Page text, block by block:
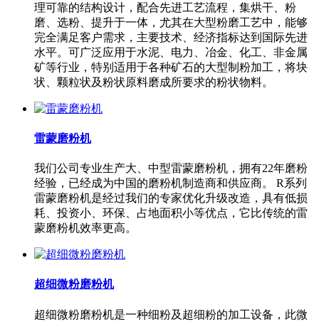
理可靠的结构设计，配合先进工艺流程，集烘干、粉
磨、选粉、提升于一体，尤其在大型粉磨工艺中，能够
完全满足客户需求，主要技术、经济指标达到国际先进
水平。可广泛应用于水泥、电力、冶金、化工、非金属
矿等行业，特别适用于各种矿石的大型制粉加工，将块
状、颗粒状及粉状原料磨成所要求的粉状物料。
雷蒙磨粉机
我们公司专业生产大、中型雷蒙磨粉机，拥有22年磨粉
经验，已经成为中国的磨粉机制造商和供应商。 R系列
雷蒙磨粉机是经过我们的专家优化升级改造，具有低损
耗、投资小、环保、占地面积小等优点，它比传统的雷
蒙磨粉机效率更高。
超细微粉磨粉机
超细微粉磨粉机是一种细粉及超细粉的加工设备，此微